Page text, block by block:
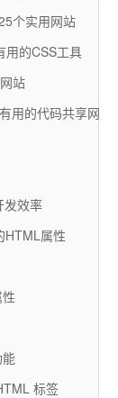
个实用网站
用的CSS工具
站
用的代码共享网站
发效率
HTML属性
标签